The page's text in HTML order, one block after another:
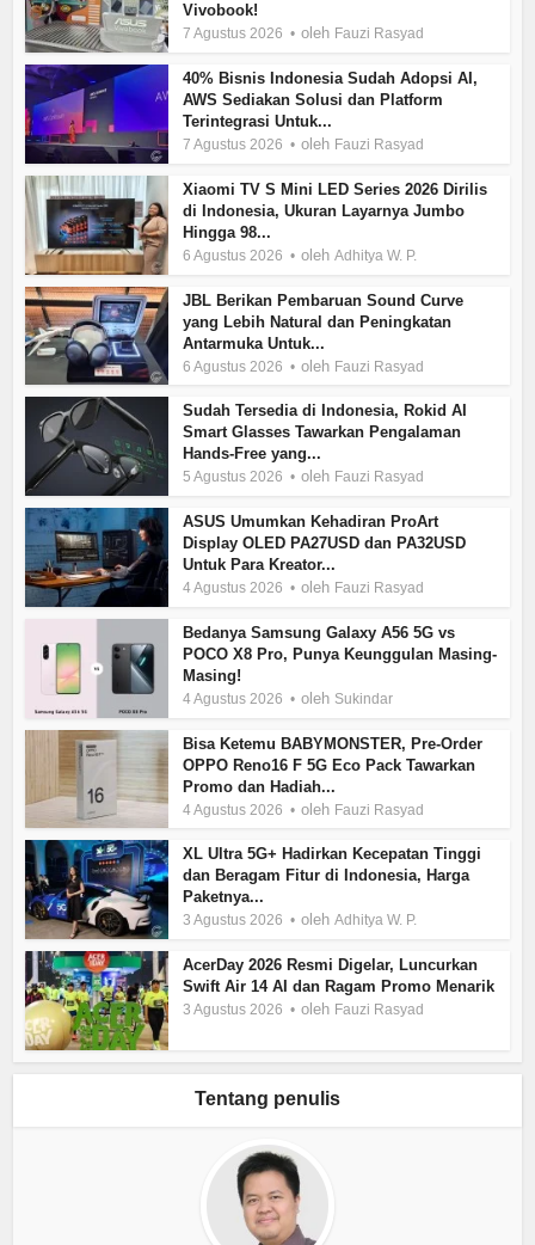
Vivobook!
7 Agustus 2026 oleh Fauzi Rasyad
40% Bisnis Indonesia Sudah Adopsi AI,
AWS Sediakan Solusi dan Platform
Terintegrasi Untuk...
7 Agustus 2026 oleh Fauzi Rasyad
Xiaomi TV S Mini LED Series 2026 Dirilis
di Indonesia, Ukuran Layarnya Jumbo
Hingga 98...
6 Agustus 2026 olehAdhitya W. P.
JBL Berikan Pembaruan Sound Curve
yang Lebih Natural dan Peningkatan
Antarmuka Untuk...
6 Agustus 2026 oleh Fauzi Rasyad
Sudah Tersedia di Indonesia, Rokid AI
Smart Glasses Tawarkan Pengalaman
Hands-Free yang...
5 Agustus 2026 oleh Fauzi Rasyad
ASUS Umumkan Kehadiran ProArt
Display OLED PA27USD dan PA32USD
Untuk Para Kreator...
4 Agustus 2026 oleh Fauzi Rasyad
Bedanya Samsung Galaxy A56 5G vs
POCO X8 Pro, Punya Keunggulan Masing-
Masing!
4 Agustus 2026 oleh Sukindar
Bisa Ketemu BABYMONSTER, Pre-Order
OPPO Reno16 F 5G Eco Pack Tawarkan
Promo dan Hadiah...
4 Agustus 2026 oleh Fauzi Rasyad
XL Ultra 5G+ Hadirkan Kecepatan Tinggi
dan Beragam Fitur di Indonesia, Harga
Paketnya...
3 Agustus 2026 olehAdhitya W. P.
AcerDay 2026 Resmi Digelar, Luncurkan
Swift Air 14 AI dan Ragam Promo Menarik
3 Agustus 2026 oleh Fauzi Rasyad
Tentang penulis